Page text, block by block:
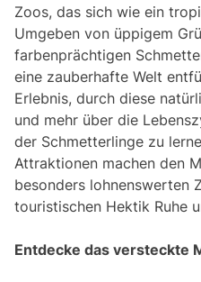
Zoos, das sich wie ein
Umgeben von üppigem
farbenprächtigen
eine zauberhafte Welt
Erlebnis, durch diese
und mehr über die
der Schmetterlinge zu
Attraktionen machen den
besonders lohnenswerten
touristischen Hektik Ruhe
Entdecke das versteckte